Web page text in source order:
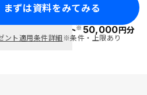
まずは資料をみてみる
ポイント※50,000円分
ント適用条件詳細※条件・上限あり